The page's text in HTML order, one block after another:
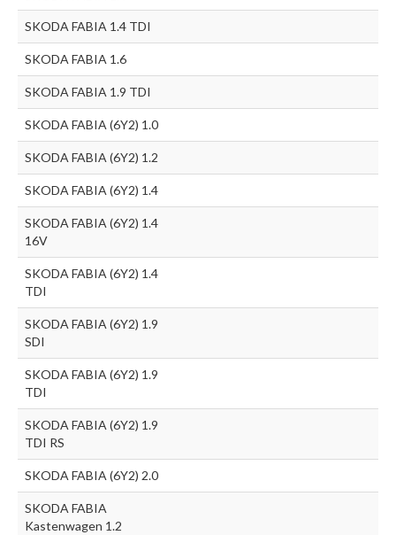
SKODA FABIA 1.4 TDI
SKODA FABIA 1.6
SKODA FABIA 1.9 TDI
SKODA FABIA (6Y2) 1.0
SKODA FABIA (6Y2) 1.2
SKODA FABIA (6Y2) 1.4
SKODA FABIA (6Y2) 1.4
16V
SKODA FABIA (6Y2) 1.4
TDI
SKODA FABIA (6Y2) 1.9
SDI
SKODA FABIA (6Y2) 1.9
TDI
SKODA FABIA (6Y2) 1.9
TDI RS
SKODA FABIA (6Y2) 2.0
SKODA FABIA
Kastenwagen 1.2